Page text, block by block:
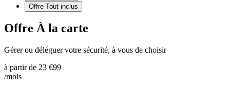
Offre Tout inclus
Offre À la carte
Gérer ou déléguer votre sécurité, à vous de choisir
à partir de 23 €99
/mois